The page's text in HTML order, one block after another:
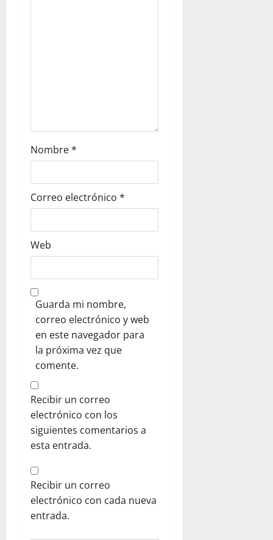
a
d
a
s
Nombre*
Correo electrónico *
Web
Guarda mi nombre,
correo electrónico y web
en este navegador para
la próxima vez que
comente.
Recibir un correo
electrónico con los
siguientes comentarios a
esta entrada.
Recibir un correo
electrónico con cada nueva
entrada.